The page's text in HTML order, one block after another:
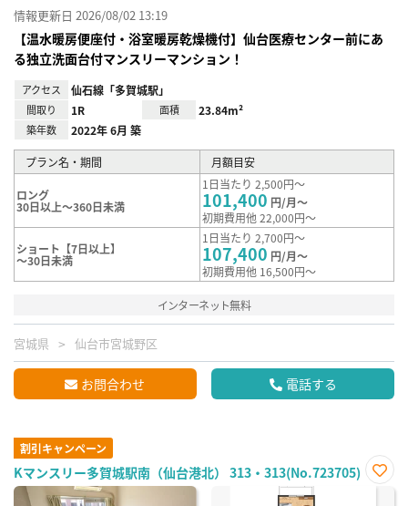
情報更新日 2026/08/02 13:19
【温水暖房便座付・浴室暖房乾燥機付】仙台医療センター前にあ
る独立洗面台付マンスリーマンション！
アクセス 仙石線「多賀城駅」
間取り 1R 面積 23.84m²
築年数 2022年 6月 築
プラン名・期間 月額目安
ロング
30日以上～360日未満
1日当たり 2,500円～
101,400 円/月～
初期費用他 22,000円～
ショート【7日以上】
～30日未満
1日当たり 2,700円～
107,400 円/月～
初期費用他 16,500円～
インターネット無料
宮城県 仙台市宮城野区
お問合わせ 電話する
割引キャンペーン
Kマンスリー多賀城駅南（仙台港北） 313・313(No.723705)
お気